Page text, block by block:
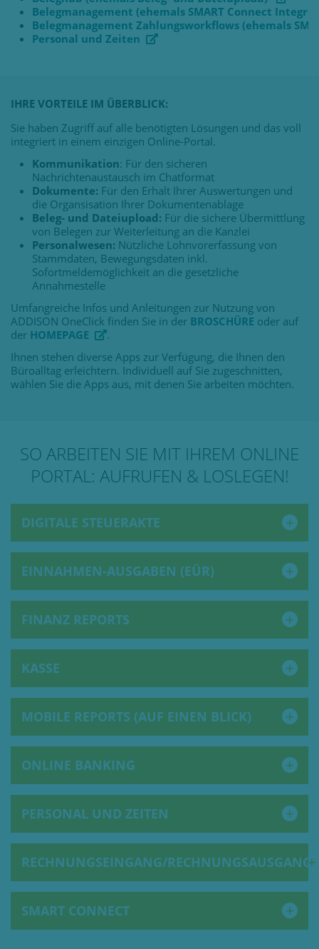
Belegmanagement (ehemals SMART Connect
Belegmanagement Zahlungsworkflows (ehemals
Personal und Zeiten
IHRE VORTEILE IM ÜBERBLICK:
Sie haben Zugriff auf alle benötigten Lösungen und das voll
integriert in einem einzigen Online-Portal.
Kommunikation: Für den sicheren
Nachrichtenaustausch im Chatformat
Dokumente: Für den Erhalt Ihrer Auswertungen und
die Organsisation Ihrer Dokumentenablage
Beleg- und Dateiupload: Für die sichere Übermittlung
von Belegen zur Weiterleitung an die Kanzlei
Personalwesen: Nützliche Lohnvorerfassung von
Stammdaten, Bewegungsdaten inkl.
Sofortmeldemöglichkeit an die gesetzliche
Annahmestelle
Umfangreiche Infos und Anleitungen zur Nutzung von
ADDISON OneClick finden Sie in der BROSCHÜRE oder auf
der HOMEPAGE
.
Ihnen stehen diverse Apps zur Verfügung, die Ihnen den
Büroalltag erleichtern. Individuell auf Sie zugeschnitten,
wählen Sie die Apps aus, mit denen Sie arbeiten möchten.
SO ARBEITEN SIE MIT IHREM ONLINE
PORTAL: AUFRUFEN & LOSLEGEN!
DIGITALE STEUERAKTE
EINNAHMEN-AUSGABEN (EÜR)
FINANZ REPORTS
KASSE
MOBILE REPORTS (AUF EINEN BLICK)
ONLINE BANKING
PERSONAL UND ZEITEN
RECHNUNGSEINGANG/RECHNUNGSAUSGANG
SMART CONNECT